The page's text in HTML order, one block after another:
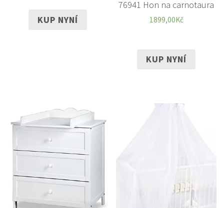
KUP NYNÍ
76941 Hon na carnotaura
1899,00Kč
KUP NYNÍ